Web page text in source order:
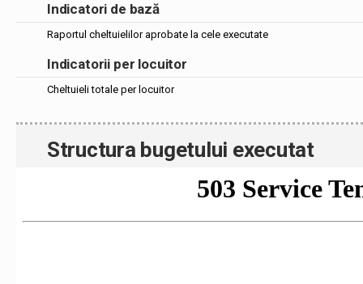
Indicatori de bază
Raportul cheltuielilor aprobate la cele executate
Indicatorii per locuitor
Cheltuieli totale per locuitor
Structura bugetului executat